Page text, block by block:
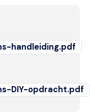
handleiding.pdf
DIY-opdracht.pdf